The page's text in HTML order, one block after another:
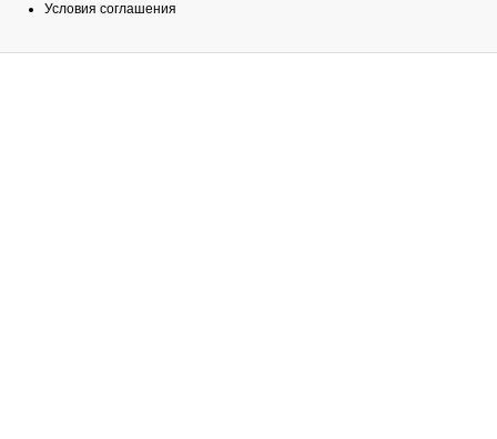
Условия соглашения